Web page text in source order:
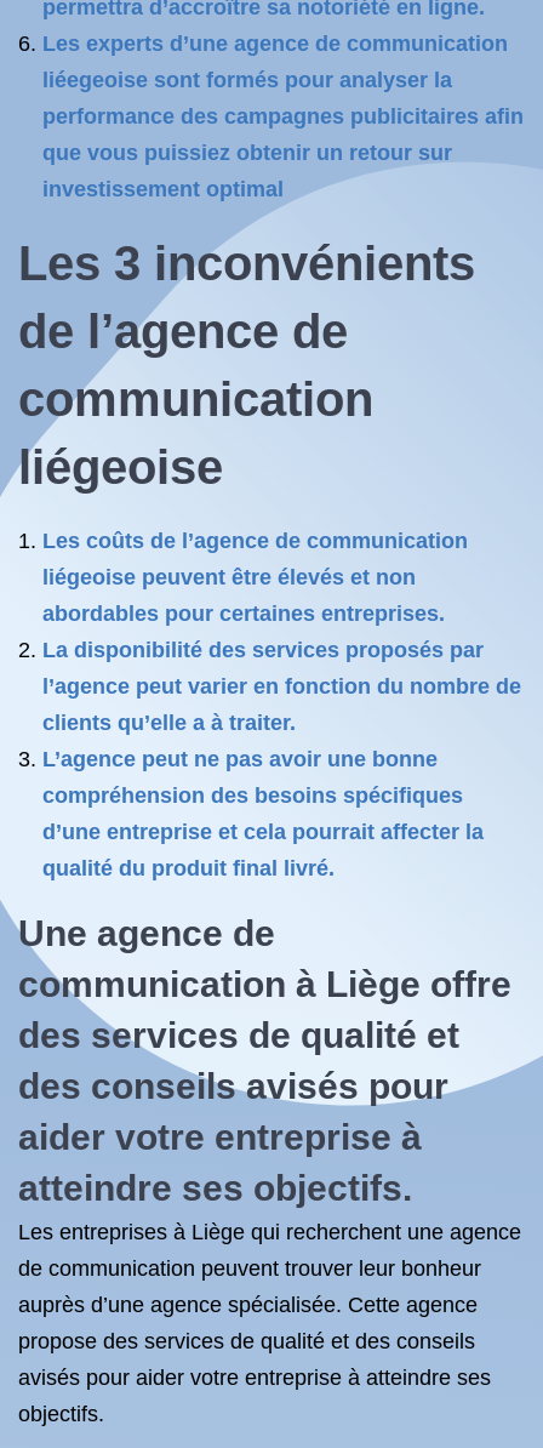
permettra d’accroître sa notoriété en ligne.
Les experts d’une agence de communication
liéegeoise sont formés pour analyser la
performance des campagnes publicitaires afin
que vous puissiez obtenir un retour sur
investissement optimal
Les 3 inconvénients
de l’agence de
communication
liégeoise
Les coûts de l’agence de communication
liégeoise peuvent être élevés et non
abordables pour certaines entreprises.
La disponibilité des services proposés par
l’agence peut varier en fonction du nombre de
clients qu’elle a à traiter.
L’agence peut ne pas avoir une bonne
compréhension des besoins spécifiques
d’une entreprise et cela pourrait affecter la
qualité du produit final livré.
Une agence de
communication à Liège offre
des services de qualité et
des conseils avisés pour
aider votre entreprise à
atteindre ses objectifs.
Les entreprises à Liège qui recherchent une agence
de communication peuvent trouver leur bonheur
auprès d’une agence spécialisée. Cette agence
propose des services de qualité et des conseils
avisés pour aider votre entreprise à atteindre ses
objectifs.